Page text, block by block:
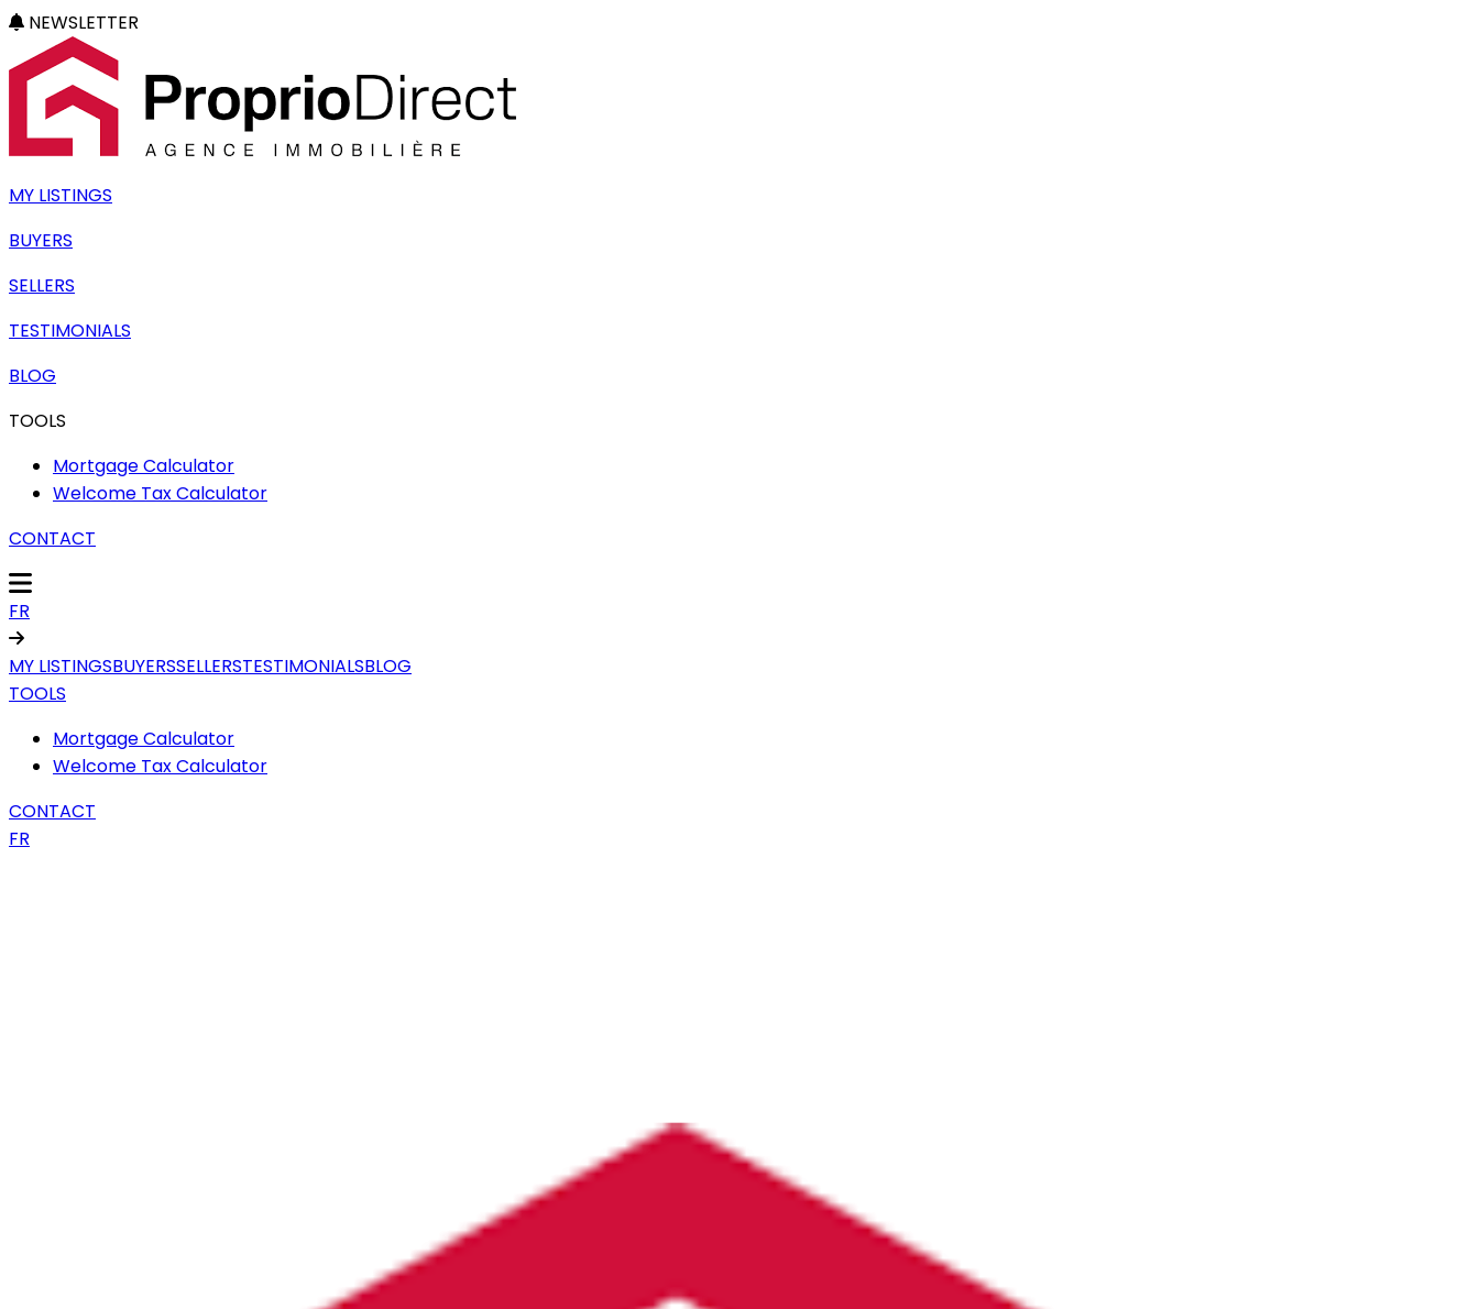
NEWSLETTER
MY LISTINGS
BUYERS
SELLERS
TESTIMONIALS
BLOG
TOOLS
Mortgage Calculator
Welcome Tax Calculator
CONTACT
FR
MY LISTINGSBUYERSSELLERSTESTIMONIALSBLOG
TOOLS
Mortgage Calculator
Welcome Tax Calculator
CONTACT
FR